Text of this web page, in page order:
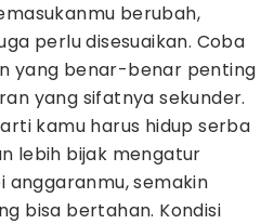
berubah,
perlu disesuaikan. Coba
yang benar-benar penting
yang sifatnya sekunder.
kamu harus hidup serba
lebih bijak mengatur
anggaranmu, semakin
bisa bertahan. Kondisi